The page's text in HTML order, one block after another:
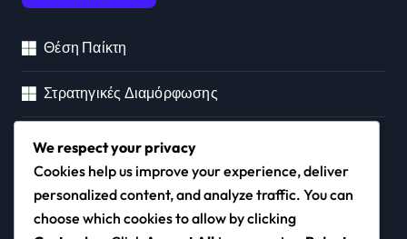
Θέση Παίκτη
Στρατηγικές Διαμόρφωσης
Τακτική Ανάλυση
We respect your privacy
Cookies help us improve your experience, deliver
personalized content, and analyze traffic. You can
choose which cookies to allow by clicking